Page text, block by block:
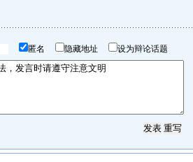
匿名 隐藏地址 设为辩论话题